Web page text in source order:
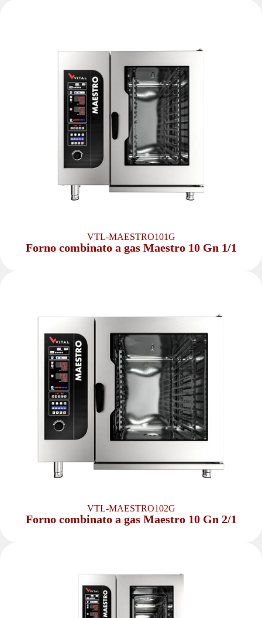
VTL-MAESTRO101G
Forno combinato a gas Maestro 10 Gn 1/1
VTL-MAESTRO102G
Forno combinato a gas Maestro 10 Gn 2/1